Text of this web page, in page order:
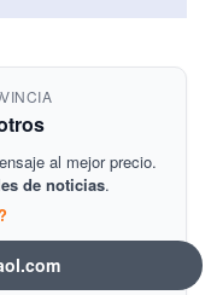
al mejor precio.
de noticias.